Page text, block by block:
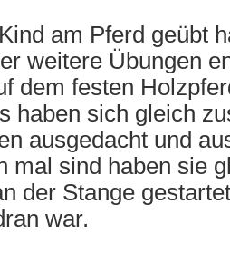
am Pferd geübt
weitere Übungen
dem festen
haben sich gleich
ausgedacht und
mal sind haben sie
der Stange
war.